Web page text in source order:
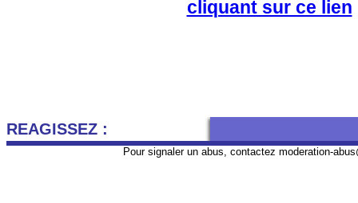
cliquant sur ce lien
REAGISSEZ :
Pour signaler un abus, contactez moderation-